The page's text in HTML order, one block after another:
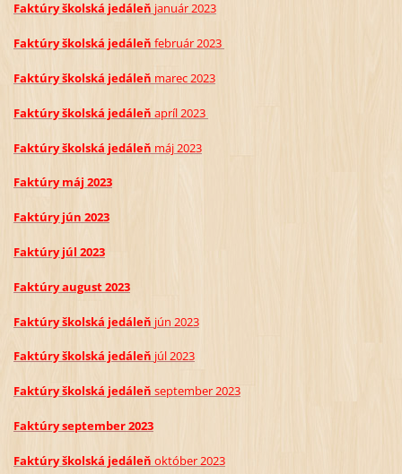
Faktúry školská jedáleň január 2023
Faktúry školská jedáleň február2023
Faktúry školská jedáleň marec2023
Faktúry školská jedáleň apríl2023
Faktúry školská jedáleň máj2023
Faktúry máj 2023
Faktúry jún 2023
Faktúry júl 2023
Faktúry august 2023
Faktúry školská jedáleň jún 2023
Faktúry školská jedáleň júl2023
Faktúry školská jedáleň september2023
Faktúry september 2023
Faktúry školská jedáleň október2023